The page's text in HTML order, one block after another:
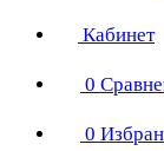
Кабинет
0
0